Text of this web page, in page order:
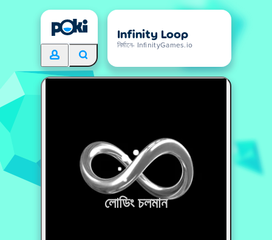
Infinity Loop
নির্মানে- InfinityGames.io
লোডিং চলমান